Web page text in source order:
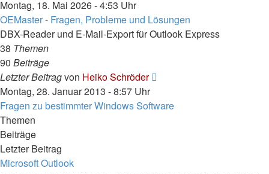
Beitrag
Montag, 18. Mai 2026 - 4:53 Uhr
OEMaster - Fragen, Probleme und Lösungen
DBX-Reader und E-Mail-Export für Outlook Express
38 Themen
90 Beiträge
Letzter Beitragvon Heiko Schröder
Montag, 28. Januar 2013 - 8:57 Uhr
Fragen zu bestimmter Windows Software
Themen
Beiträge
Letzter Beitrag
Microsoft Outlook